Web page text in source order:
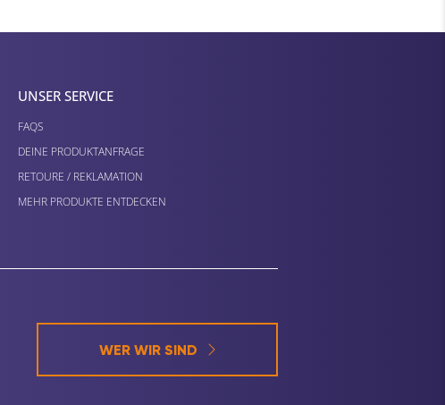
UNSER SERVICE
FAQS
DEINE PRODUKTANFRAGE
RETOURE / REKLAMATION
MEHR PRODUKTE ENTDECKEN
WER WIR SIND